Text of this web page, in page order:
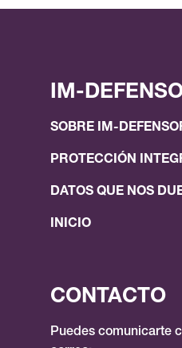
IM-
SOBRE IM-
PROTECCIÓN
DATOS QUE NOS
INICIO
CONTACTO
Puedes comunicarte